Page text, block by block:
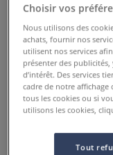
Bloc
Papier Esquisse
contient 50 feuilles
120 g/m2, fabriqué
Choisir vos
Nous utilisons des
achats, fournir nos
utilisent nos services
présenter des
d’intérêt. Des services
cadre de notre affichage
tous les cookies ou si
utilisons les cookies,
Tout